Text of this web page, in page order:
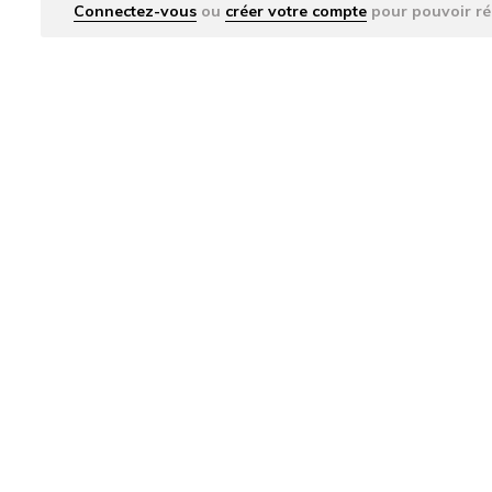
Connectez-vous ou créer votre compte pour pouvoir